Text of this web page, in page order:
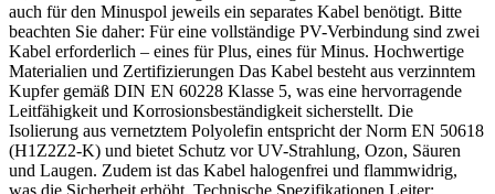
auch für den Minuspol jeweils ein separates Kabel benötigt. Bitte
beachten Sie daher: Für eine vollständige PV-Verbindung sind zwei
Kabel erforderlich – eines für Plus, eines für Minus. Hochwertige
Materialien und Zertifizierungen Das Kabel besteht aus verzinntem
Kupfer gemäß DIN EN 60228 Klasse 5, was eine hervorragende
Leitfähigkeit und Korrosionsbeständigkeit sicherstellt. Die
Isolierung aus vernetztem Polyolefin entspricht der Norm EN 50618
(H1Z2Z2-K) und bietet Schutz vor UV-Strahlung, Ozon, Säuren
und Laugen. Zudem ist das Kabel halogenfrei und flammwidrig,
was die Sicherheit erhöht. Technische Spezifikationen Leiter: